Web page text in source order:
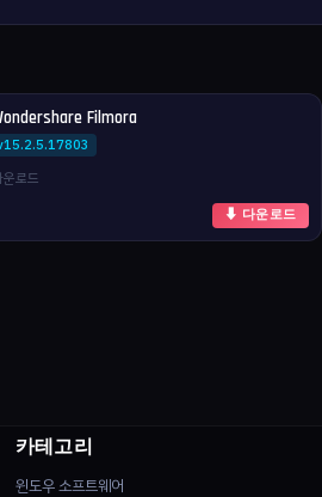
Filmora
로드
⬇ 다운로드
카테고리
윈도우 소프트웨어